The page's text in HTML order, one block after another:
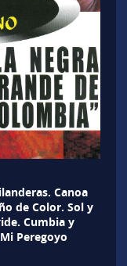
Canoa
de Color. Sol y
Cumbia y
Peregoyo